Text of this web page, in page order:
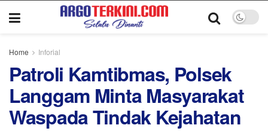
Home Inforial
Patroli Kamtibmas, Polsek
Langgam Minta Masyarakat
Waspada Tindak Kejahatan